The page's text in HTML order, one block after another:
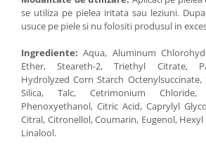
se utiliza pe pielea iritata sau leziuni.
usuce pe piele si nu folositi produsul in
Ingrediente: Aqua, Aluminum
Ether, Steareth-2, Triethyl Citrate,
Hydrolyzed Corn Starch Octenylsuccinate,
Silica, Talc, Cetrimonium Chloride,
Phenoxyethanol, Citric Acid, Caprylyl
Citral, Citronellol, Coumarin, Eugenol,
Linalool.